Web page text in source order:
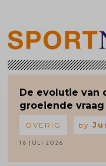
De evolutie van
groeiende
OVERIG by
16 JULI 2026